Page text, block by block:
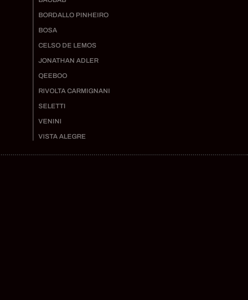
BORDALLO PINHEIRO
BOSA
CELSO DE LEMOS
JONATHAN ADLER
QEEBOO
RIVOLTA CARMIGNANI
SELETTI
VENINI
VISTA ALEGRE